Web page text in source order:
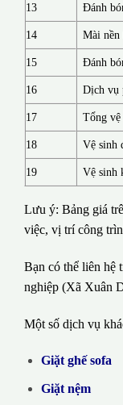
13 Đánh
14 Mài nền
15 Đánh
16 Dịch vụ
17 Tổng vệ
18 Vệ sinh
19 Vệ sinh
Lưu ý: Bảng giá
việc, vị trí công
Bạn có thể liên hệ
nghiệp (Xã Xuân
Một số dịch vụ
Giặt ghế sofa
Giặt nệm